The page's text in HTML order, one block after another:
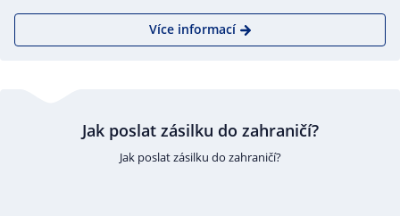
Více informací
Jak poslat zásilku do zahraničí?
Jak poslat zásilku do zahraničí?